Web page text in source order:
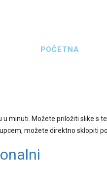
Main
POČETNA
u minuti. Možete priložiti slike
možete direktno sklopiti